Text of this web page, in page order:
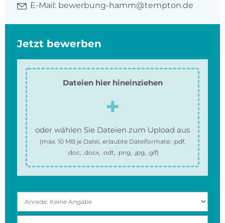
E-Mail: bewerbung-hamm@tempton.de
Jetzt bewerben
Dateien hier hineinziehen
oder wählen Sie Dateien zum Upload aus
(max. 10 MBje Datei, erlaubte Dateiformate: .pdf,
.doc, .docx, .odt, .png, .jpg, .gif)